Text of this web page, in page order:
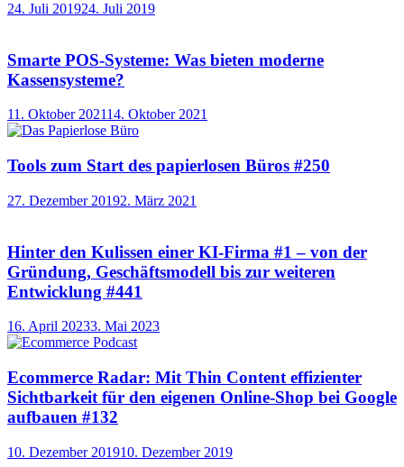
24. Juli 201924. Juli 2019
Smarte POS-Systeme: Was bieten moderne
Kassensysteme?
11. Oktober 202114. Oktober 2021
Tools zum Start des papierlosen Büros #250
27. Dezember 20192. März 2021
Hinter den Kulissen einer KI-Firma #1 – von der
Gründung, Geschäftsmodell bis zur weiteren
Entwicklung #441
16. April 20233. Mai 2023
Ecommerce Radar: Mit Thin Content effizienter
Sichtbarkeit für den eigenen Online-Shop bei Google
aufbauen #132
10. Dezember 201910. Dezember 2019